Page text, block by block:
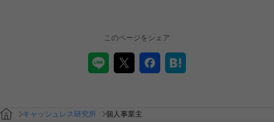
このページをシェア
キャッシュレス研究所 個人事業主